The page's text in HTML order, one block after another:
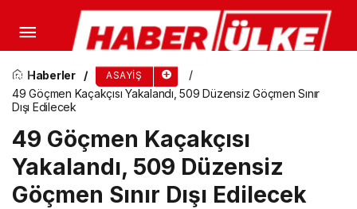
Haberler ASAYIŞ
49 Göçmen Kaçakçısı Yakalandı, 509 Düzensiz Göçmen Sınır
Dışı Edilecek
49 Göçmen Kaçakçısı
Yakalandı, 509 Düzensiz
Göçmen Sınır Dışı Edilecek
MSB: Türkiye Avrupa Güvenliğinin Ayrılmaz
Parçası, AB Üyeliği Stratejik Hedefimiz